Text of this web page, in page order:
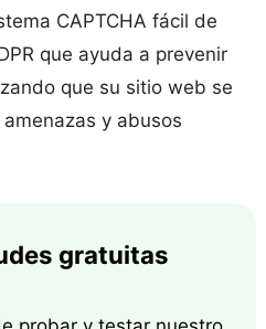
CAPTCHA fácil de
que ayuda a prevenir
que su sitio web se
y abusos
gratuitas